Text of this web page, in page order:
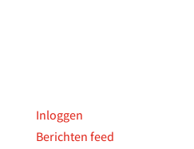
Inloggen
Berichten feed